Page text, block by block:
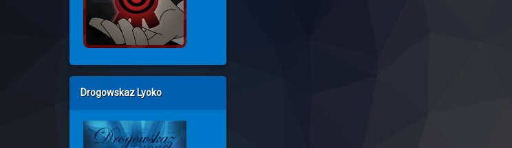
Drogowskaz Lyoko